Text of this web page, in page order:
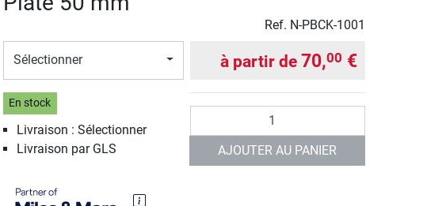
Ref. N-PBCK-1001
Sélectionner
En stock
Livraison : Sélectionner
Livraison par GLS
à partir de 70,00 €
AJOUTER AU PANIER